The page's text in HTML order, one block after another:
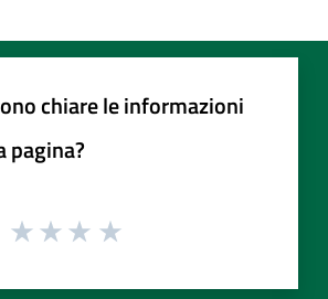
chiare le informazioni
pagina?